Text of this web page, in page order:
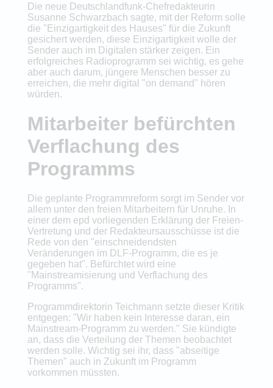
Die neue Deutschlandfunk-Chefredakteurin
Susanne Schwarzbach sagte, mit der Reform solle
die "Einzigartigkeit des Hauses" für die Zukunft
gesichert werden, diese Einzigartigkeit wolle der
Sender auch im Digitalen stärker zeigen. Ein
erfolgreiches Radioprogramm sei wichtig, es gehe
aber auch darum, jüngere Menschen besser zu
erreichen, die mehr digital "on demand" hören
würden.
Mitarbeiter befürchten
Verflachung des
Programms
Die geplante Programmreform sorgt im Sender vor
allem unter den freien Mitarbeitern für Unruhe. In
einer dem epd vorliegenden Erklärung der Freien-
Vertretung und der Redakteursausschüsse ist die
Rede von den "einschneidendsten
Veränderungen im DLF-Programm, die es je
gegeben hat". Befürchtet wird eine
"Mainstreamisierung und Verflachung des
Programms".
Programmdirektorin Teichmann setzte dieser Kritik
entgegen: "Wir haben kein Interesse daran, ein
Mainstream-Programm zu werden." Sie kündigte
an, dass die Verteilung der Themen beobachtet
werden solle. Wichtig sei ihr, dass "abseitige
Themen" auch in Zukunft im Programm
vorkommen müssten.